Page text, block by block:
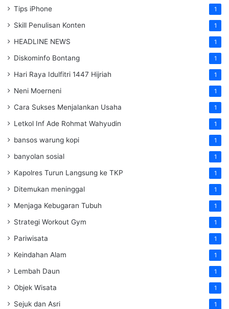
Tips iPhone 1
Skill Penulisan Konten 1
HEADLINE NEWS 1
Diskominfo Bontang 1
Hari Raya Idulfitri 1447 Hijriah 1
Neni Moerneni 1
Cara Sukses Menjalankan Usaha 1
Letkol Inf Ade Rohmat Wahyudin 1
bansos warung kopi 1
banyolan sosial 1
Kapolres Turun Langsung ke TKP 1
Ditemukan meninggal 1
Menjaga Kebugaran Tubuh 1
Strategi Workout Gym 1
Pariwisata 1
Keindahan Alam 1
Lembah Daun 1
Objek Wisata 1
Sejuk dan Asri 1